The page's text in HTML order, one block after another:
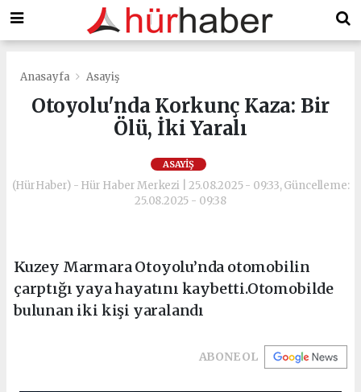
Anasayfa Asayiş
Otoyolu'nda Korkunç Kaza: Bir
Ölü, İki Yaralı
ASAYIŞ
(HürHaber) - Hür Haber Merkezi | 25.08.2025 - 09:33, Güncelleme:
25.08.2025 - 09:38
Kuzey Marmara Otoyolu’nda otomobilin
çarptığı yaya hayatını kaybetti.Otomobilde
bulunan iki kişi yaralandı
ABONE OL